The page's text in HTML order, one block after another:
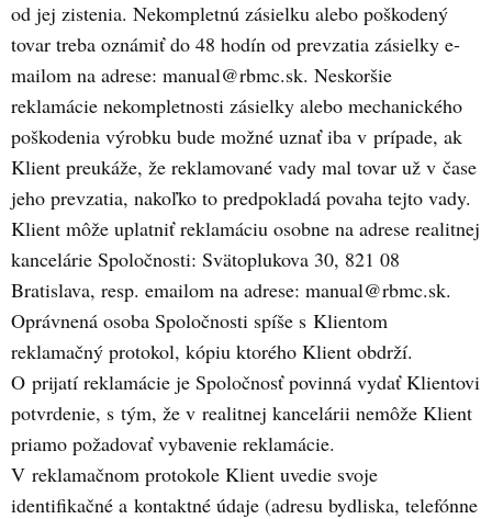
od jej zistenia. Nekompletnú zásielku alebo poškodený
tovar treba oznámiť do 48 hodín od prevzatia zásielky e-
mailom na adrese: manual@rbmc.sk. Neskoršie
reklamácie nekompletnosti zásielky alebo mechanického
poškodenia výrobku bude možné uznať iba v prípade, ak
Klient preukáže, že reklamované vady mal tovar už v čase
jeho prevzatia, nakoľko to predpokladá povaha tejto vady.
Klient môže uplatniť reklamáciu osobne na adrese realitnej
kancelárie Spoločnosti: Svätoplukova 30, 821 08
Bratislava, resp. emailom na adrese: manual@rbmc.sk.
Oprávnená osoba Spoločnosti spíše s Klientom
reklamačný protokol, kópiu ktorého Klient obdrží.
O prijatí reklamácie je Spoločnosť povinná vydať Klientovi
potvrdenie, s tým, že v realitnej kancelárii nemôže Klient
priamo požadovať vybavenie reklamácie.
V reklamačnom protokole Klient uvedie svoje
identifikačné a kontaktné údaje (adresu bydliska, telefónne